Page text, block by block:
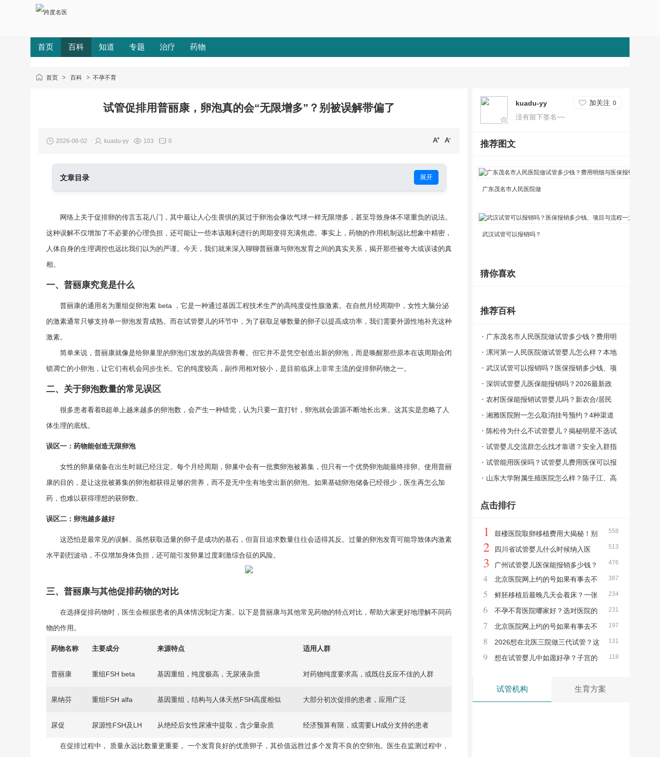
首页 百科 知道 专题 治疗 药物
首页 > 百科 > 不孕不育
试管促排用普丽康，卵泡真的会“无限增多”？别被误解带偏了
2026-06-02 kuadu-yy 103 0
文章目录 展开
二、关于卵泡数量的常见误区
误区一：药物能创造无限卵泡
网络上关于促排卵的传言五花八门，其中最让人心生畏惧的莫过于卵泡会像吹气球一样无限增多，甚至导致身体不堪重负的说法。
这种误解不仅增加了不必要的心理负担，还可能让一些本该顺利进行的周期变得充满焦虑。事实上，药物的作用机制远比想象中精密，
人体自身的生理调控也远比我们以为的严谨。今天，我们就来深入聊聊普丽康与卵泡发育之间的真实关系，揭开那些被夸大或误读的真
相。
一、普丽康究竟是什么
普丽康的通用名为重组促卵泡素 beta
，它是一种通过基因工程技术生产的高纯度促性腺激素。在自然月经周期中，女性大脑分泌
的激素通常只够支持单一卵泡发育成熟。而在试管婴儿的环节中，为了获取足够数量的卵子以提高成功率，我们需要外源性地补充这种
激素。
简单来说，普丽康就像是给卵巢里的卵泡们发放的高级营养餐。但它并不是凭空创造出新的卵泡，而是唤醒那些原本在该周期会闭
锁凋亡的小卵泡，让它们有机会同步生长。它的纯度较高，副作用相对较小，是目前临床上非常主流的促排卵药物之一。
二、关于卵泡数量的常见误区
很多患者看着B超单上越来越多的卵泡数，会产生一种错觉，认为只要一直打针，卵泡就会源源不断地长出来。这其实是忽略了人
体生理的底线。
误区一：药物能创造无限卵泡
女性的卵巢储备在出生时就已经注定。每个月经周期，卵巢中会有一批窦卵泡被募集，但只有一个优势卵泡能最终排卵。使用普丽
康的目的，是让这批被募集的卵泡都获得足够的营养，而不是无中生有地变出新的卵泡。如果基础卵泡储备已经很少，医生再怎么加
药，也难以获得理想的获卵数。
误区二：卵泡越多越好
这恐怕是最常见的误解。虽然获取适量的卵子是成功的基石，但盲目追求数量往往会适得其反。过量的卵泡发育可能导致体内激素
水平剧烈波动，不仅增加身体负担，还可能引发卵巢过度刺激综合征的风险。
三、普丽康与其他促排药物的对比
在选择促排药物时，医生会根据患者的具体情况制定方案。以下是普丽康与其他常见药物的特点对比，帮助大家更好地理解不同药
物的作用。
药物名称 主要成分 来源特点 适用人群
普丽康 重组FSH beta 基因重组，纯度极高，无尿液杂质 对药物纯度要求高，或既往反应不佳的人群
果纳芬 重组FSH alfa 基因重组，结构与人体天然FSH高度相似 大部分初次促排的患者，应用广泛
尿促 尿源性FSH及LH 从绝经后女性尿液中提取，含少量杂质 经济预算有限，或需要LH成分支持的患者
在促排过程中， 质量永远比数量更重要 。一个发育良好的优质卵子，其价值远胜过多个发育不良的空卵泡。医生在监测过程中，
kuadu-yy 加关注 0
没有留下签名~~
推荐图文
广东茂名市人民医院做
武汉试管可以报销吗？
猜你喜欢
推荐百科
广东茂名市人民医院做试管多少钱？费用明
细与医保报销全解析
漯河第一人民医院做试管婴儿怎么样？本地
选院攻略与就医指南
武汉试管可以报销吗？医保报销多少钱、项
目与流程一文说清
深圳试管婴儿医保能报销吗？2026最新政
策、报销比例与定点医院全解
农村医保能报销试管婴儿吗？新农合/居民
医保/生育险报销全解读
湘雅医院附一怎么取消挂号预约？4种渠道
操作+退费规则一次讲清
陈松伶为什么不试管婴儿？揭秘明星不选试
管的真实原因
试管婴儿交流群怎么找才靠谱？安全入群指
南与避坑要点
试管能用医保吗？试管婴儿费用医保可以报
销吗（2023-2024最新解读）
山东大学附属生殖医院怎么样？陈子江、高
点击排行
558
1
鼓楼医院取卵移植费用大揭秘！别
让预算成为你的备孕“绊脚石”
513
2
四川省试管婴儿什么时候纳入医
保？2024年11月起职工报70%一文看懂
476
3
广州试管婴儿医保能报销多少钱？
2024-2026最新报销政策与金额一览
387
4
北京医院网上约的号如果有事去不
了，能解约吗？
234
5
鲜胚移植后最晚几天会着床？一张
时间表帮你读懂关键期
231
6
不孕不育医院哪家好？选对医院的
5个关键标准
197
7
北京医院网上约的号如果有事去不
了，能解约吗？取消退费全攻略
131
8
2026想在北医三院做三代试管？这
些硬性条件你必须满足
118
9
想在试管婴儿中如愿好孕？子宫的
试管机构 生育方案